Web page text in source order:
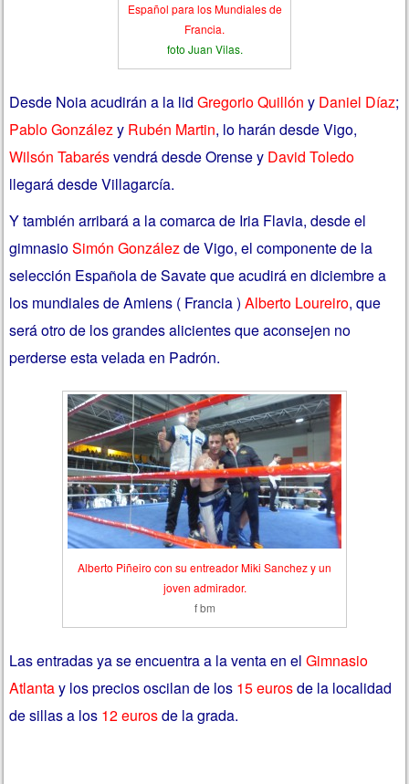
Español para los Mundiales de
Francia.
foto Juan Vilas.
Desde Noia acudirán a la lidGregorio Quillón y Daniel Díaz;
Pablo Gonzálezy Rubén Martin, lo harán desde Vigo,
Wilsón Tabarésvendrá desde Orense y David Toledo
llegará desde Villagarcía.
Y también arribará a la comarca de Iria Flavia, desde el
gimnasioSimón Gonzálezde Vigo, el componente de la
selección Española de Savate que acudirá en diciembre a
los mundiales de Amiens ( Francia )Alberto Loureiro, que
será otro de los grandes alicientes que aconsejen no
perderse esta velada en Padrón.
Alberto Piñeiro con su entreador Miki Sanchez y un
joven admirador.
f bm
Las entradas ya se encuentra a la venta en elGimnasio
Atlantay los precios oscilan de los 15 eurosde la localidad
de sillas a los 12 eurosde la grada.